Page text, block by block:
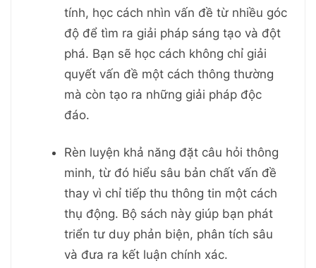
tính, học cách nhìn vấn đề từ nhiều góc
độ để tìm ra giải pháp sáng tạo và đột
phá. Bạn sẽ học cách không chỉ giải
quyết vấn đề một cách thông thường
mà còn tạo ra những giải pháp độc
đáo.
Rèn luyện khả năng đặt câu hỏi thông
minh, từ đó hiểu sâu bản chất vấn đề
thay vì chỉ tiếp thu thông tin một cách
thụ động. Bộ sách này giúp bạn phát
triển tư duy phản biện, phân tích sâu
và đưa ra kết luận chính xác.